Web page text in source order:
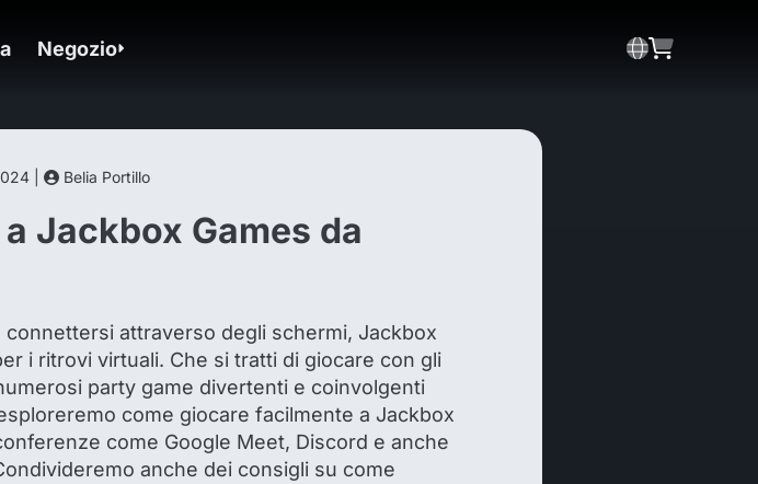
Negozio
| Belia Portillo
Jackbox Games da
attraverso degli schermi, Jackbox
i ritrovi virtuali. Che si tratti di giocare con gli
party game divertenti e coinvolgenti
come giocare facilmente a Jackbox
come Google Meet, Discord e anche
anche dei consigli su come